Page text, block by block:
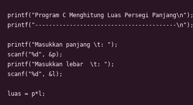
  printf("Program C Menghitung Luas Persegi Panjang\n");
  printf("-----------------------------------------\n");
  printf("Masukkan panjang \t: ");
  scanf("%d", &p);
  printf("Masukkan lebar  \t: ");
  scanf("%d", &l);
  luas = p*l;